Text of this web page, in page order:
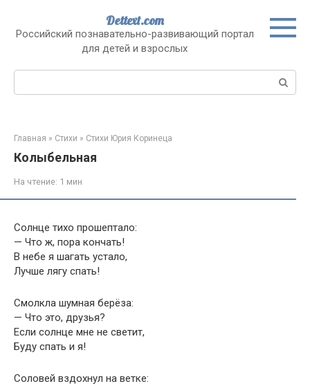
контенту
Dettext.com
Российский познавательно-развивающий портал
для детей и взрослых
Поиск:
Главная » Стихи » Стихи Юрия Коринеца
Колыбельная
На чтение: 1 мин
Солнце тихо прошептало:
— Что ж, пора кончать!
В небе я шагать устало,
Лучше лягу спать!
Смолкла шумная берёза:
— Что это, друзья?
Если солнце мне не светит,
Буду спать и я!
Соловей вздохнул на ветке: